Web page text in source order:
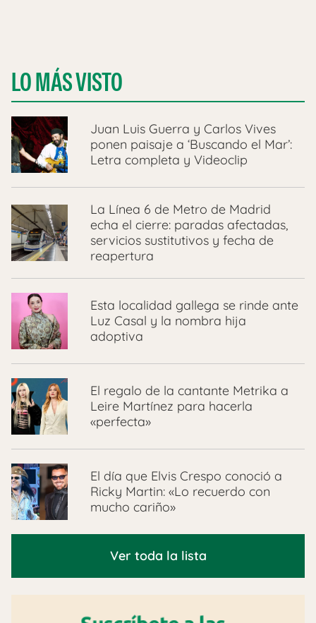
LO MÁS VISTO
Juan Luis Guerra y Carlos Vives
ponen paisaje a ‘Buscando el Mar’:
Letra completa y Videoclip
La Línea 6 de Metro de Madrid
echa el cierre: paradas afectadas,
servicios sustitutivos y fecha de
reapertura
Esta localidad gallega se rinde ante
Luz Casal y la nombra hija
adoptiva
El regalo de la cantante Metrika a
Leire Martínez para hacerla
«perfecta»
El día que Elvis Crespo conoció a
Ricky Martin: «Lo recuerdo con
mucho cariño»
Ver toda la lista